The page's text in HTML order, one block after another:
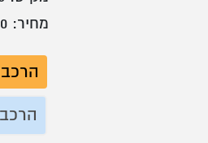
מחיר:
הרכבה